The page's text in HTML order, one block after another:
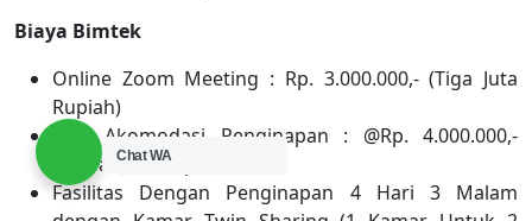
Biaya Bimtek
Online Zoom Meeting : Rp. 3.000.000,- (Tiga Juta
Rupiah)
Non Akomodasi Penginapan : @Rp. 4.000.000,-
(Empat Juta Rupiah)
Fasilitas Dengan Penginapan 4 Hari 3 Malam
Chat WA